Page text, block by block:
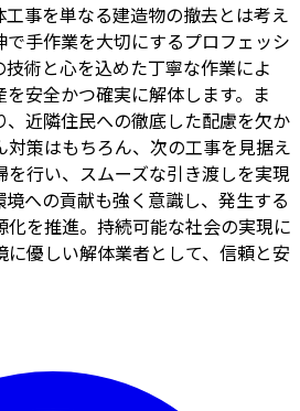
事を単なる建造物の撤去とは考え
手作業を大切にするプロフェッシ
術と心を込めた丁寧な作業によ
安全かつ確実に解体します。ま
、近隣住民への徹底した配慮を欠か
対策はもちろん、次の工事を見据え
を行い、スムーズな引き渡しを実現
境への貢献も強く意識し、発生する
を推進。持続可能な社会の実現に
優しい解体業者として、信頼と安